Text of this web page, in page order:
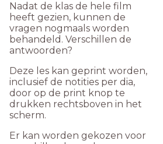
Nadat de klas de hele film
heeft gezien, kunnen de
vragen nogmaals worden
behandeld. Verschillen de
antwoorden?
Deze les kan geprint worden,
inclusief de notities per dia,
door op de print knop te
drukken rechtsboven in het
scherm.
Er kan worden gekozen voor